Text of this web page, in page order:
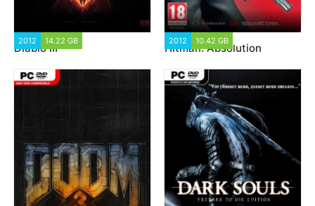
2012 14.22 GB
Diablo III
2012 10.42 GB
Hitman: Absolution